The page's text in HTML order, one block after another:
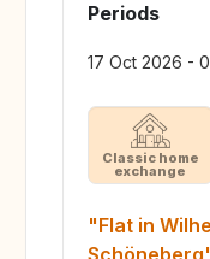
Periods
17 Oct 2026 -
Classic home
exchange
"Flat in